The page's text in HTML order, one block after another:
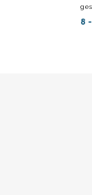
8 -